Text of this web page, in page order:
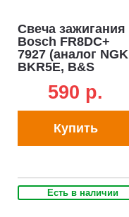
Свеча зажигания
Bosch FR8DC+
7927 (аналог NGK
BKR5E, B&S
RC12YC)590 p.
Купить
Есть в наличии